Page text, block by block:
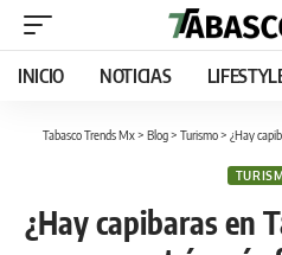
INICIO NOTICIAS
Tabasco Trends Mx> Blog> Turismo> ¿Hay
¿Hay capibaras en